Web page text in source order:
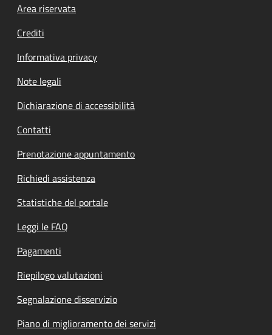
Footer menu
Area riservata
Crediti
Informativa privacy
Note legali
Dichiarazione di accessibilità
Contatti
Prenotazione appuntamento
Richiedi assistenza
Statistiche del portale
Leggi le FAQ
Pagamenti
Riepilogo valutazioni
Segnalazione disservizio
Piano di miglioramento dei servizi